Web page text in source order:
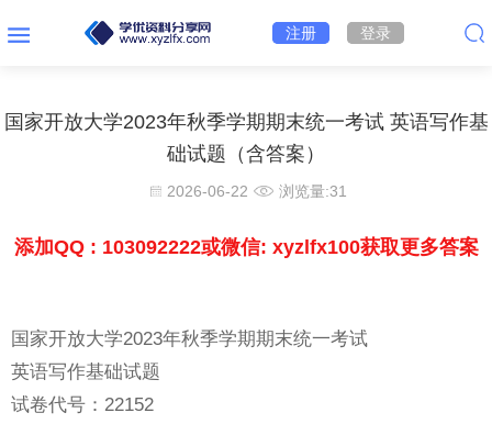
注册 登录
国家开放大学2023年秋季学期期末统一考试 英语写作基
础试题（含答案）
2026-06-22 浏览量:31
添加QQ : 103092222或微信: xyzlfx100获取更多答案
国家开放大学2023年秋季学期期末统一考试
英语写作基础试题
试卷代号：22152